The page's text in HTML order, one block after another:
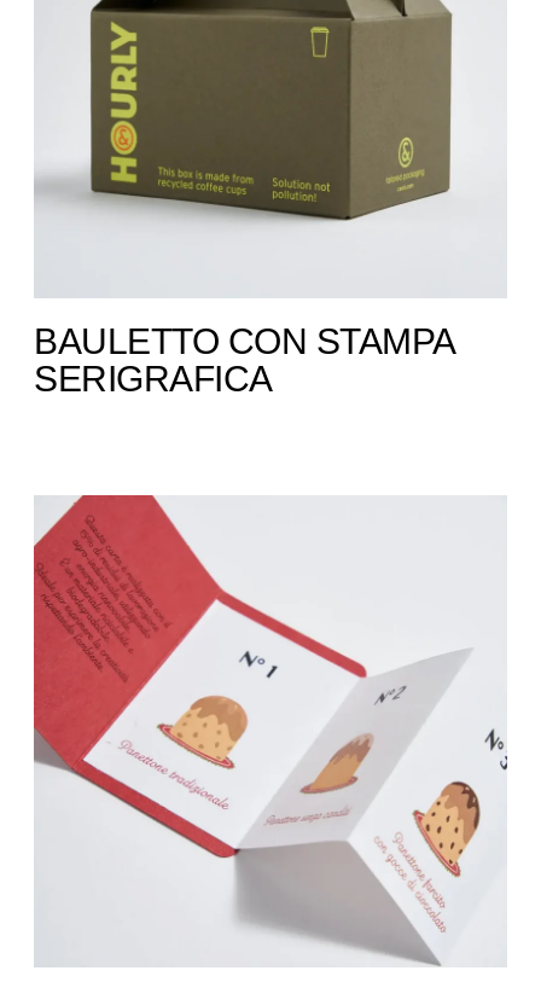
BAULETTO CON STAMPA
SERIGRAFICA